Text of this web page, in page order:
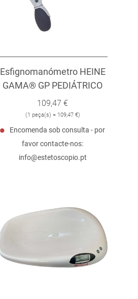
Esfignomanómetro HEINE
GAMA® GP PEDIÁTRICO
(1 peça(s) = 109,47 €)
109,47 €
Encomenda sob consulta - por
favor contacte-nos:
info@estetoscopio.pt